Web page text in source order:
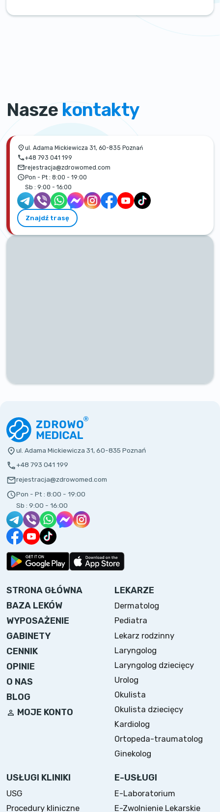
Nasze kontakty
ul. Adama Mickiewicza 31, 60-835 Poznań
+48 793 041 199
rejestracja@zdrowomed.com
Pon - Pt : 8:00 - 19:00
Sb : 9:00 - 16:00
Znajdź trasę
ul. Adama Mickiewicza 31, 60-835 Poznań
+48 793 041 199
rejestracja@zdrowomed.com
Pon - Pt : 8:00 - 19:00
Sb : 9:00 - 16:00
STRONA GŁÓWNA
BAZA LEKÓW
WYPOSAŻENIE
GABINETY
CENNIK
OPINIE
O NAS
BLOG
MOJE KONTO
LEKARZE
Dermatolog
Pediatra
Lekarz rodzinny
Laryngolog
Laryngolog dziecięcy
Urolog
Okulista
Okulista dziecięcy
Kardiolog
Ortopeda-traumatolog
Ginekolog
USŁUGI KLINIKI
USG
Procedury kliniczne
E-USŁUGI
E-Laboratorium
E-Zwolnienie Lekarskie